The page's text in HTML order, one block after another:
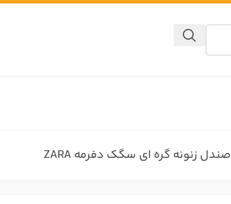
صندل زنونه گره ای سگک دفرمه ZARA